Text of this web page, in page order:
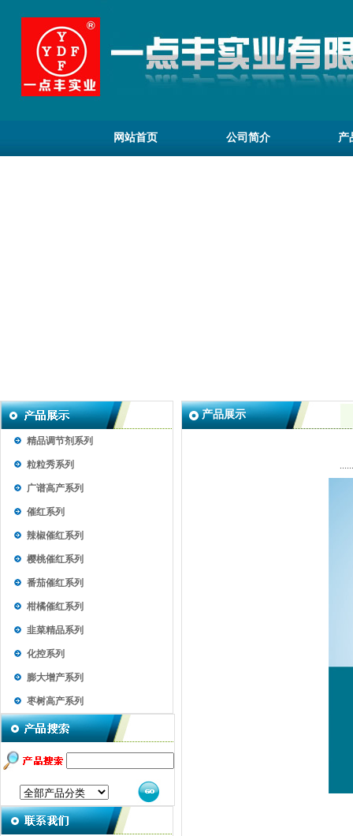
网站首页 公司简介 产
精品调节剂系列
粒粒秀系列
广谱高产系列
催红系列
辣椒催红系列
樱桃催红系列
番茄催红系列
柑橘催红系列
韭菜精品系列
化控系列
膨大增产系列
枣树高产系列
产品展示